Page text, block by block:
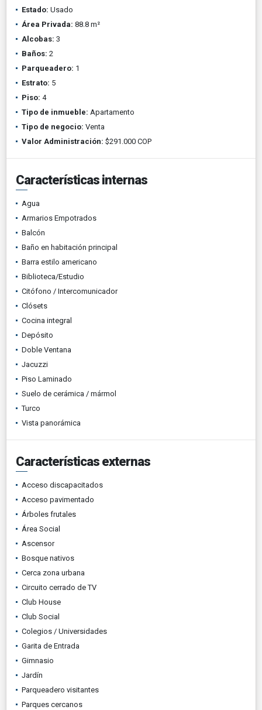
Estado: Usado
Área Privada: 88.8 m²
Alcobas: 3
Baños: 2
Parqueadero: 1
Estrato: 5
Piso: 4
Tipo de inmueble: Apartamento
Tipo de negocio: Venta
Valor Administración: $291.000 COP
Características internas
Agua
Armarios Empotrados
Balcón
Baño en habitación principal
Barra estilo americano
Biblioteca/Estudio
Citófono / Intercomunicador
Clósets
Cocina integral
Depósito
Doble Ventana
Jacuzzi
Piso Laminado
Suelo de cerámica / mármol
Turco
Vista panorámica
Características externas
Acceso discapacitados
Acceso pavimentado
Árboles frutales
Área Social
Ascensor
Bosque nativos
Cerca zona urbana
Circuito cerrado de TV
Club House
Club Social
Colegios / Universidades
Garita de Entrada
Gimnasio
Jardín
Parqueadero visitantes
Parques cercanos